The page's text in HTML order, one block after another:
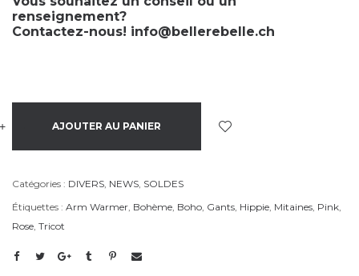
renseignement?
Contactez-nous! info@bellerebelle.ch
+ AJOUTER AU PANIER
Catégories : DIVERS, NEWS, SOLDES
Étiquettes : Arm Warmer, Bohème, Boho, Gants, Hippie, Mitaines, Pink,
Rose, Tricot